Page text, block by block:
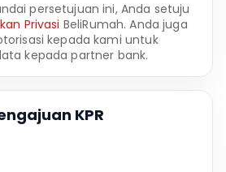
persetujuan ini, Anda setuju
Privasi BeliRumah. Anda juga
kepada kami untuk
kepada partner bank.
KPR